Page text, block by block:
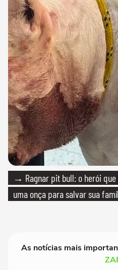
→ Ragnar pit bull: o herói
uma onça para salvar sua
As notícias mais